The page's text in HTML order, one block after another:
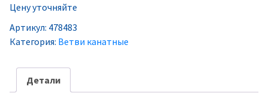
Цену уточняйте
Артикул: 478483
Категория: Ветви канатные
Детали